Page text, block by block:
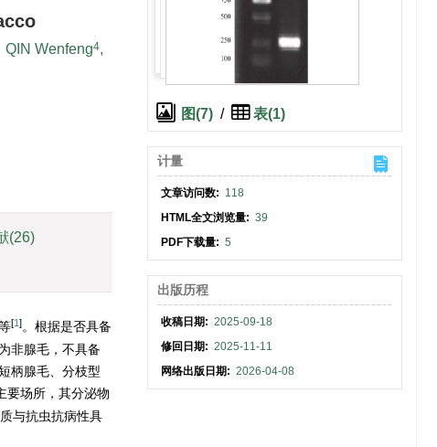
QIN Wenfeng4,
(26)
[1]。根据是否具备
非腺毛，不具备
柄腺毛、分枝型
要场所，其分泌物
与抗虫抗病性具
图(7) / 表(1)
计量
文章访问数: 118
HTML全文浏览量: 39
PDF下载量: 5
出版历程
收稿日期: 2025-09-18
修回日期: 2025-11-11
网络出版日期: 2026-04-08